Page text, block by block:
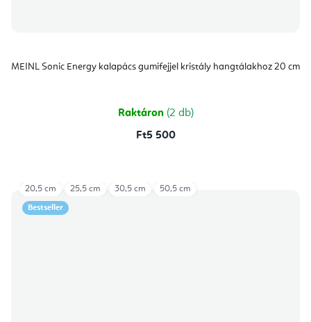
MEINL Sonic Energy kalapács gumifejjel kristály hangtálakhoz 20 cm
Raktáron (2 db)
Ft5 500
Bestseller
20,5 cm 25,5 cm 30,5 cm 50,5 cm